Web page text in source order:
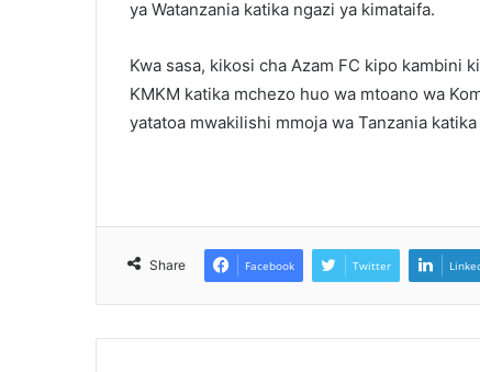
ya Watanzania katika ngazi ya kimataifa.
Kwa sasa, kikosi cha Azam FC kipo kambini
KMKM katika mchezo huo wa mtoano wa
yatatoa mwakilishi mmoja wa Tanzania
Share Facebook Twitter